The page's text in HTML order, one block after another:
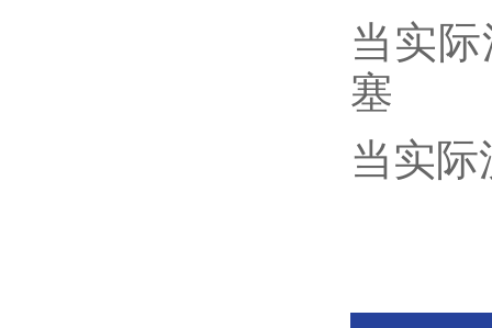
当实
塞
当实